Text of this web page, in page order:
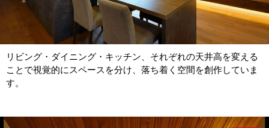
リビング・ダイニング・キッチン、それぞれの天井高を変える
ことで視覚的にスペースを分け、落ち着く空間を創作していま
す。